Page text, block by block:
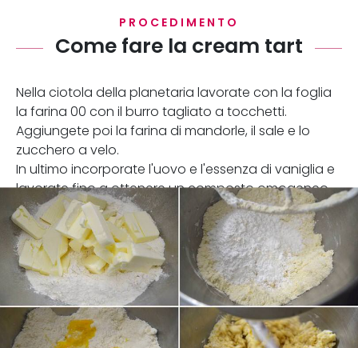
PROCEDIMENTO
Come fare la cream tart
Nella ciotola della planetaria lavorate con la foglia
la farina 00 con il burro tagliato a tocchetti.
Aggiungete poi la farina di mandorle, il sale e lo
zucchero a velo.
In ultimo incorporate l'uovo e l'essenza di vaniglia e
lavorate fino a ottenere un composto omogeneo.